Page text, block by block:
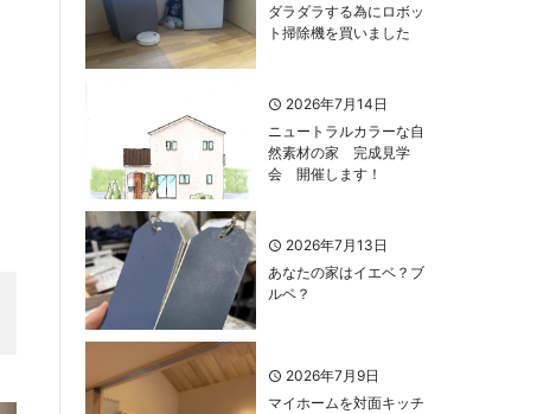
ダラダラする為にロボッ
ト掃除機を買いました
2026年7月14日
ニュートラルカラーな自
然素材の家 完成見学
会 開催します！
2026年7月13日
あなたの家はイエベ？ブ
ルベ？
2026年7月9日
マイホームを対面キッチ